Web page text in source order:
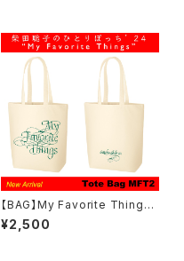
【BAG】My Favorite Things
トートバッグ (ナチュラル)
¥2,500